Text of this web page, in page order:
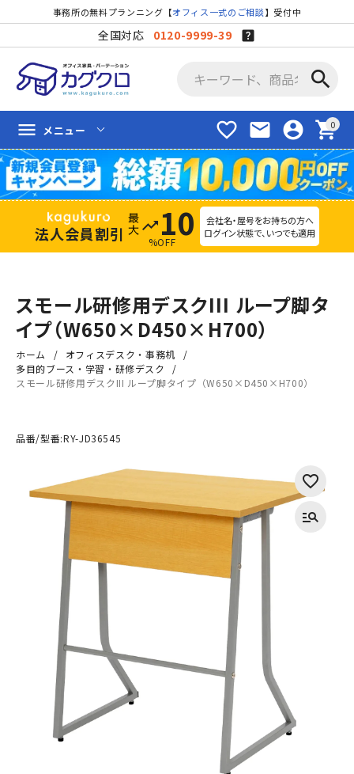
事務所の無料プランニング【オフィス一式のご相談】受付中
全国対応 0120-9999-39
search
favorite_border mail account_circle shopping_cart
menu メニュー
法人会員割引 trending_up 10
%OFF
会社名・屋号をお持ちの方へ
ログイン状態で、いつでも適用
スモール研修用デスクIII ループ脚タ
イプ（W650×D450×H700）
ホーム
オフィスデスク・事務机
多目的ブース・学習・研修デスク
スモール研修用デスクIII ループ脚タイプ（W650×D450×H700）
品番/型番:RY-JD36545